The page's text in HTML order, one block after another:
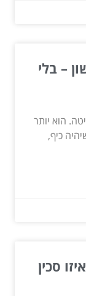
– בלי
הוא יותר
כיף,
סכין